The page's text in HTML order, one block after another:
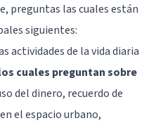
preguntas las cuales están
siguientes:
actividades de la vida diaria
cuales preguntan sobre
del dinero, recuerdo de
el espacio urbano,